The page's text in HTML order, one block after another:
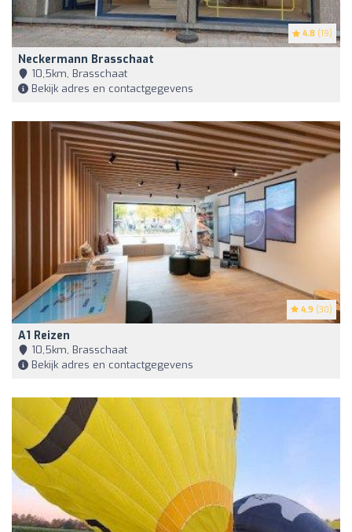
4.8 (19)
Neckermann Brasschaat
10,5km, Brasschaat
Bekijk adres en contactgegevens
4.9 (30)
A1 Reizen
10,5km, Brasschaat
Bekijk adres en contactgegevens